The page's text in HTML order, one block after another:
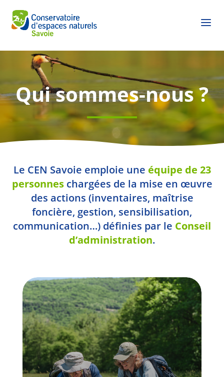
Qui sommes-nous ?
Le CEN Savoie emploie une équipe de 23
personneschargées de la mise en œuvre
des actions (inventaires, maîtrise
foncière, gestion, sensibilisation,
communication…) définies par le Conseil
d’administration.